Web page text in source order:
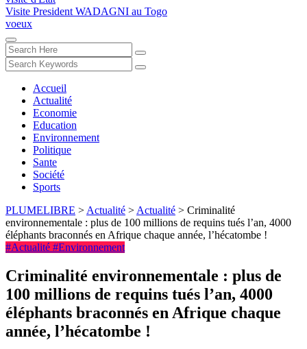
Visite President WADAGNI au Togo
voeux
Accueil
Actualité
Economie
Education
Environnement
Politique
Sante
Société
Sports
PLUMELIBRE > Actualité > Actualité > Criminalité
environnementale : plus de 100 millions de requins tués l’an, 4000
éléphants braconnés en Afrique chaque année, l’hécatombe !
#Actualité #Environnement
Criminalité environnementale : plus de
100 millions de requins tués l’an, 4000
éléphants braconnés en Afrique chaque
année, l’hécatombe !